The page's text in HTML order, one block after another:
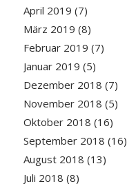
April 2019 (7)
März 2019 (8)
Februar 2019 (7)
Januar 2019 (5)
Dezember 2018 (7)
November 2018 (5)
Oktober 2018 (16)
September 2018 (16)
August 2018 (13)
Juli 2018 (8)